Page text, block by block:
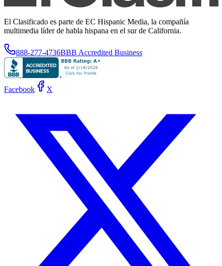
El Clasificado es parte de EC Hispanic Media, la compañía
multimedia líder de habla hispana en el sur de California.
888-277-4736BBB Accredited Business
Facebook X